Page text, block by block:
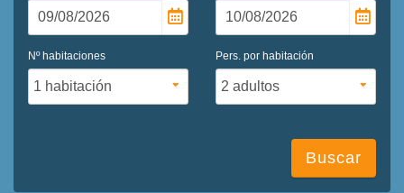
Nº habitaciones Pers. por habitación
Buscar